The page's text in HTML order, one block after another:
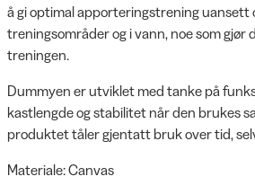
å gi optimal apporteringstrening uansett
treningsområder og i vann, noe som
treningen.
Dummyen er utviklet med tanke på
kastlengde og stabilitet når den brukes
produktet tåler gjentatt bruk over tid,
Materiale: Canvas